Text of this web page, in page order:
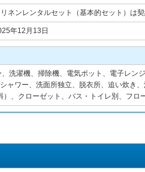
ネンレンタルセット（基本的セット）は
年12月13日
洗濯機、掃除機、電気ポット、電子レ
シャワー、洗面所独立、脱衣所、追い炊
）、クローゼット、バス・トイレ別、フ